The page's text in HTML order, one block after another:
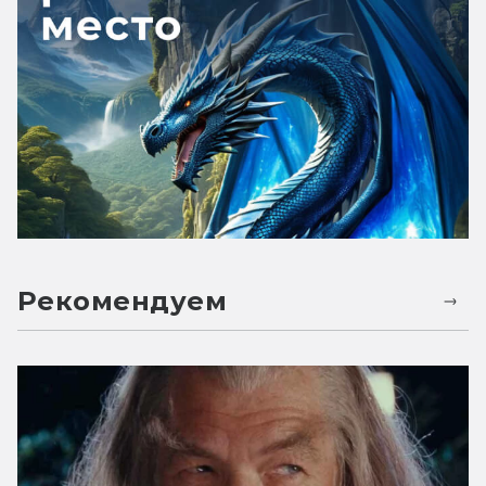
Рекомендуем